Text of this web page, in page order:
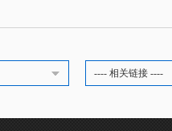
---- 相关链接 ----